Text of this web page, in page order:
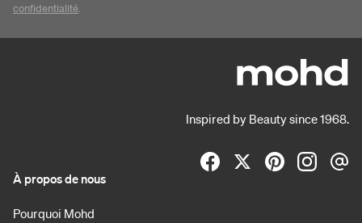
confidentialité.
Inspired by Beauty since 1968.
À propos de nous
Pourquoi Mohd